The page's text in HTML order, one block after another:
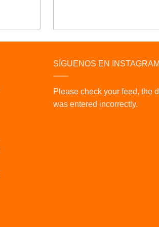
SÍGUENOS EN INSTAGRAM
Please check your feed, the
was entered incorrectly.